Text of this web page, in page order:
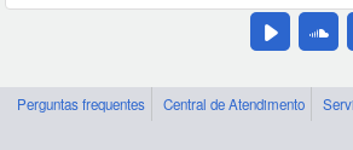
Perguntas frequentes Central de Atendimento